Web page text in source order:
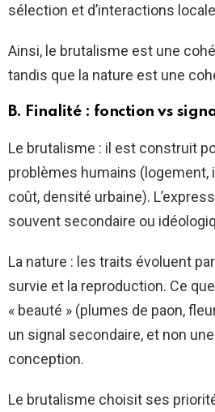
sélection et d’interactions
Ainsi, le brutalisme est une
tandis que la nature est une
B. Finalité : fonction vs
Le brutalisme : il est construit
problèmes humains (logement,
coût, densité urbaine).
souvent secondaire ou
La nature : les traits évoluent
survie et la reproduction. Ce
« beauté » (plumes de paon,
un signal secondaire, et non
conception.
Le brutalisme choisit ses